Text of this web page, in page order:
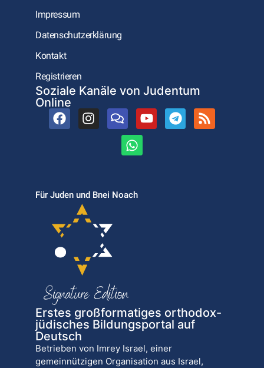
Impressum
Datenschutzerklärung
Kontakt
Registrieren
Soziale Kanäle von Judentum
Online
Für Juden und Bnei Noach
Erstes großformatiges orthodox-
jüdisches Bildungsportal auf
Deutsch
Betrieben von Imrey Israel, einer
gemeinnützigen Organisation aus Israel,